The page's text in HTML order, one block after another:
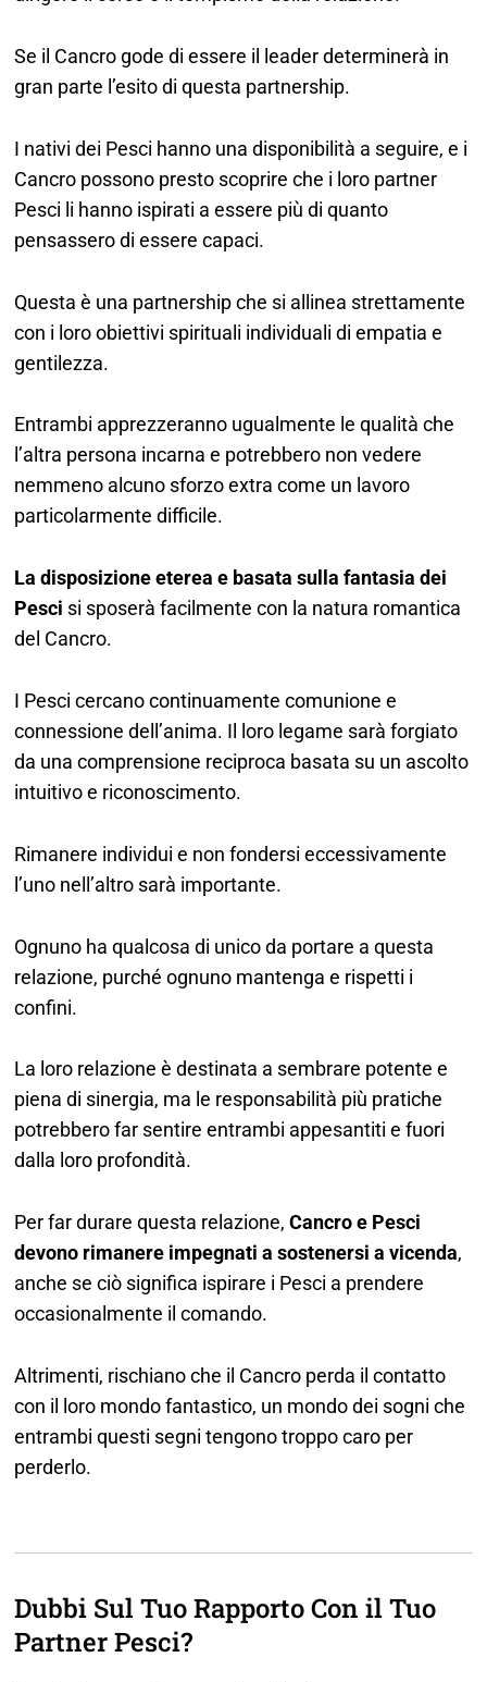
Se il Cancro gode di essere il leader determinerà in
gran parte l’esito di questa partnership.
I nativi dei Pesci hanno una disponibilità a seguire, e i
Cancro possono presto scoprire che i loro partner
Pesci li hanno ispirati a essere più di quanto
pensassero di essere capaci.
Questa è una partnership che si allinea strettamente
con i loro obiettivi spirituali individuali di empatia e
gentilezza.
Entrambi apprezzeranno ugualmente le qualità che
l’altra persona incarna e potrebbero non vedere
nemmeno alcuno sforzo extra come un lavoro
particolarmente difficile.
La disposizione eterea e basata sulla fantasia dei
Pesci si sposerà facilmente con la natura romantica
del Cancro.
I Pesci cercano continuamente comunione e
connessione dell’anima. Il loro legame sarà forgiato
da una comprensione reciproca basata su un ascolto
intuitivo e riconoscimento.
Rimanere individui e non fondersi eccessivamente
l’uno nell’altro sarà importante.
Ognuno ha qualcosa di unico da portare a questa
relazione, purché ognuno mantenga e rispetti i
confini.
La loro relazione è destinata a sembrare potente e
piena di sinergia, ma le responsabilità più pratiche
potrebbero far sentire entrambi appesantiti e fuori
dalla loro profondità.
Per far durare questa relazione,Cancro e Pesci
devono rimanere impegnati a sostenersi a vicenda,
anche se ciò significa ispirare i Pesci a prendere
occasionalmente il comando.
Altrimenti, rischiano che il Cancro perda il contatto
con il loro mondo fantastico, un mondo dei sogni che
entrambi questi segni tengono troppo caro per
perderlo.
Dubbi Sul Tuo Rapporto Con il Tuo
Partner Pesci?